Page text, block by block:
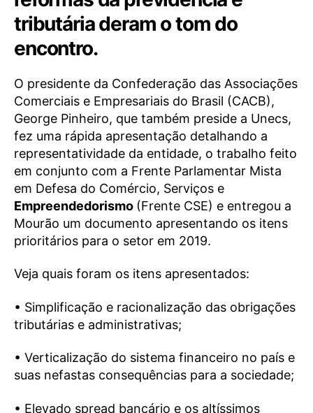
tributária deram o tom do
encontro.
O presidente da Confederação das Associações
Comerciais e Empresariais do Brasil (CACB),
George Pinheiro, que também preside a Unecs,
fez uma rápida apresentação detalhando a
representatividade da entidade, o trabalho feito
em conjunto com a Frente Parlamentar Mista
em Defesa do Comércio, Serviços e
Empreendedorismo (Frente CSE) e entregou a
Mourão um documento apresentando os itens
prioritários para o setor em 2019.
Veja quais foram os itens apresentados:
• Simplificação e racionalização das obrigações
tributárias e administrativas;
• Verticalização do sistema financeiro no país e
suas nefastas consequências para a sociedade;
• Elevado spread bancário e os altíssimos